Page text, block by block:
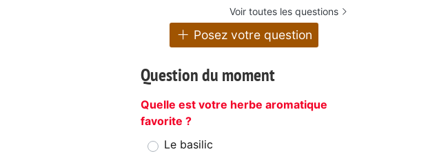
Voir toutes les questions
Posez votre question
Question du moment
Quelle est votre herbe aromatique
favorite ?
Le basilic